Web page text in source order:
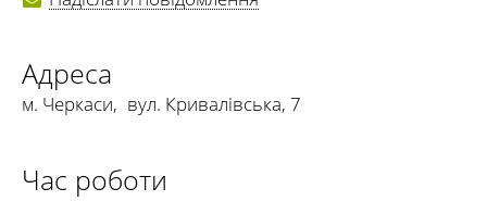
Адреса
м. Черкаси, вул. Кривалівська, 7
Час роботи